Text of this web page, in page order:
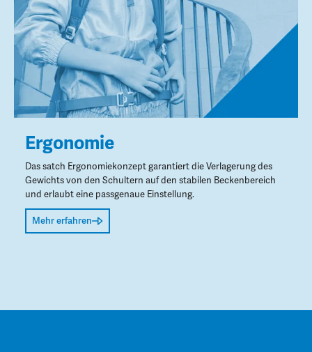
Ergonomie
Das satch Ergonomiekonzept garantiert die Verlagerung des
Gewichts von den Schultern auf den stabilen Beckenbereich
und erlaubt eine passgenaue Einstellung.
Mehr erfahren